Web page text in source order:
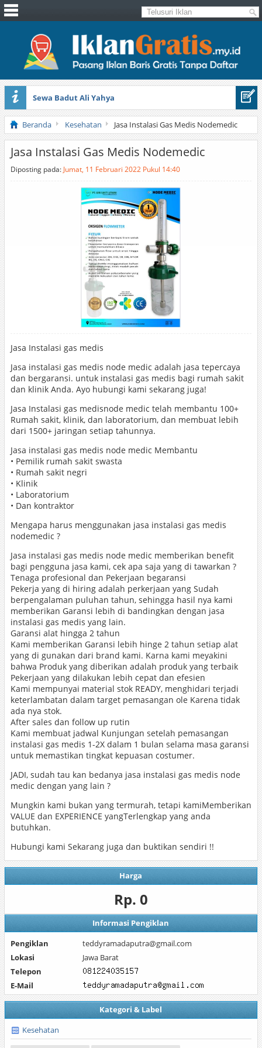
Sewa Badut Ali Yahya
Honda Brio 1.3 E AT CBU 2012 Putih
Beranda Kesehatan Jasa Instalasi Gas Medis Nodemedic
Jasa Instalasi Gas Medis Nodemedic
Diposting pada: Jumat, 11 Februari 2022 Pukul 14:40
Jasa Instalasi gas medis
Jasa instalasi gas medis node medic adalah jasa tepercaya
dan bergaransi. untuk instalasi gas medis bagi rumah sakit
dan klinik Anda. Ayo hubungi kami sekarang juga!
Jasa Instalasi gas medisnode medic telah membantu 100+
Rumah sakit, klinik, dan laboratorium, dan membuat lebih
dari 1500+ jaringan setiap tahunnya.
Jasa instalasi gas medis node medic Membantu
• Pemilik rumah sakit swasta
• Rumah sakit negri
• Klinik
• Laboratorium
• Dan kontraktor
Mengapa harus menggunakan jasa instalasi gas medis
nodemedic ?
Jasa instalasi gas medis node medic memberikan benefit
bagi pengguna jasa kami, cek apa saja yang di tawarkan ?
Tenaga profesional dan Pekerjaan begaransi
Pekerja yang di hiring adalah perkerjaan yang Sudah
berpengalaman puluhan tahun, sehingga hasil nya kami
memberikan Garansi lebih di bandingkan dengan jasa
instalasi gas medis yang lain.
Garansi alat hingga 2 tahun
Kami memberikan Garansi lebih hinge 2 tahun setiap alat
yang di gunakan dari brand kami. Karna kami meyakini
bahwa Produk yang diberikan adalah produk yang terbaik
Pekerjaan yang dilakukan lebih cepat dan efesien
Kami mempunyai material stok READY, menghidari terjadi
keterlambatan dalam target pemasangan ole Karena tidak
ada nya stok.
After sales dan follow up rutin
Kami membuat jadwal Kunjungan setelah pemasangan
instalasi gas medis 1-2X dalam 1 bulan selama masa garansi
untuk memastikan tingkat kepuasan costumer.
JADI, sudah tau kan bedanya jasa instalasi gas medis node
medic dengan yang lain ?
Mungkin kami bukan yang termurah, tetapi kamiMemberikan
VALUE dan EXPERIENCE yangTerlengkap yang anda
butuhkan.
Hubungi kami Sekarang juga dan buktikan sendiri !!
Harga
Rp. 0
Informasi Pengiklan
Pengiklan
teddyramadaputra@gmail.com
Lokasi
Jawa Barat
Telepon
E-Mail
Kategori & Label
Kesehatan